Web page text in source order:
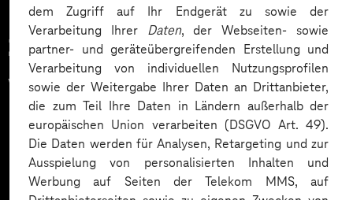
dem Zugriff auf Ihr Endgerät zu sowie der
Verarbeitung Ihrer Daten, der Webseiten- sowie
partner- und geräteübergreifenden Erstellung und
Verarbeitung von individuellen Nutzungsprofilen
sowie der Weitergabe Ihrer Daten an Drittanbieter,
die zum Teil Ihre Daten in Ländern außerhalb der
europäischen Union verarbeiten (DSGVO Art. 49).
Die Daten werden für Analysen, Retargeting und zur
Ausspielung von personalisierten Inhalten und
Werbung auf Seiten der Telekom MMS, auf
Zahlreiche Unternehmen
vertrauen auf unsere
Expertise. Hier eine Auswahl: